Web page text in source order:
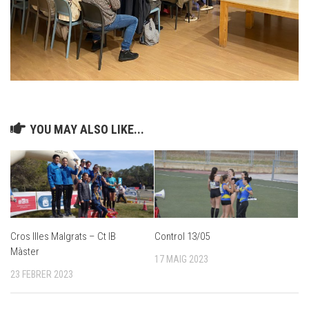
YOU MAY ALSO LIKE...
Cros Illes Malgrats – Ct IB
Màster
23 FEBRER 2023
Control 13/05
17 MAIG 2023